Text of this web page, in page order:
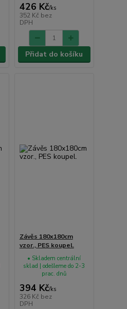
426 Kč/ks
352 Kč bez
DPH
Přidat do košíku
Závěs 180x180cm
vzor., PES koupel.
394 Kč/ks
326 Kč bez
DPH
• Skladem centrální
sklad | odešleme do 2-3
prac. dnů